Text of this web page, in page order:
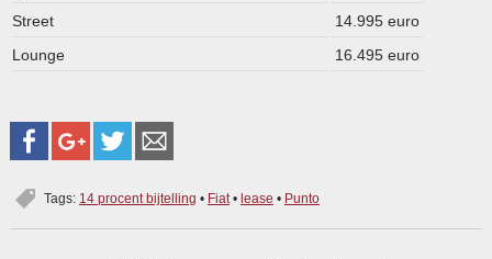
Street
14.995 euro
Lounge
16.495 euro
Tags: 14 procent bijtelling • Fiat• lease • Punto